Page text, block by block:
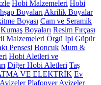
Hobi Malzemeleri Hobi
Boyaları Akrilik Boyalar
Boyası Cam ve Seramik
Kumaş Boyaları Resim Fırçası
Malzemeleri Örgü İpi Güpür
Pensesi Boncuk Mum &
Hobi Aletleri ve
Diğer Hobi Aletleri Taş
VE ELEKTRİK Ev
Plafonyer Avizeler